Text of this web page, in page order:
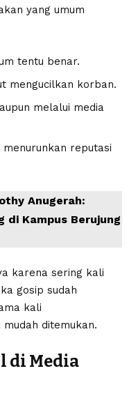
yang umum
tentu benar.
mengucilkan korban.
melalui media
reputasi
Anugerah:
di Kampus Berujung
karena sering kali
gosip sudah
kali
ditemukan.
di Media